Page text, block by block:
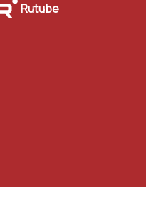
Rutube